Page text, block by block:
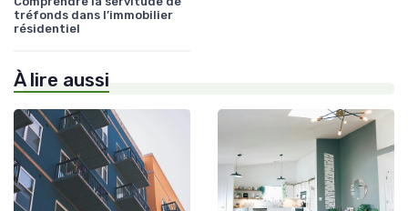
tréfonds dans l’immobilier
résidentiel
À lire aussi